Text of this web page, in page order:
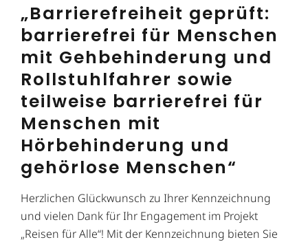
„Barrierefreiheit geprüft:
barrierefrei für Menschen
mit Gehbehinderung und
Rollstuhlfahrer sowie
teilweise barrierefrei für
Menschen mit
Hörbehinderung und
gehörlose Menschen“
Herzlichen Glückwunsch zu Ihrer Kennzeichnung
und vielen Dank für Ihr Engagement im Projekt
„Reisen für Alle“! Mit der Kennzeichnung bieten Sie